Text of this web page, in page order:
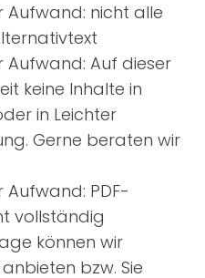
Aufwand: nicht alle
Aufwand: Auf dieser
keine Inhalte in
in Leichter
Gerne beraten wir
PDF-
vollständig
können wir
bzw. Sie